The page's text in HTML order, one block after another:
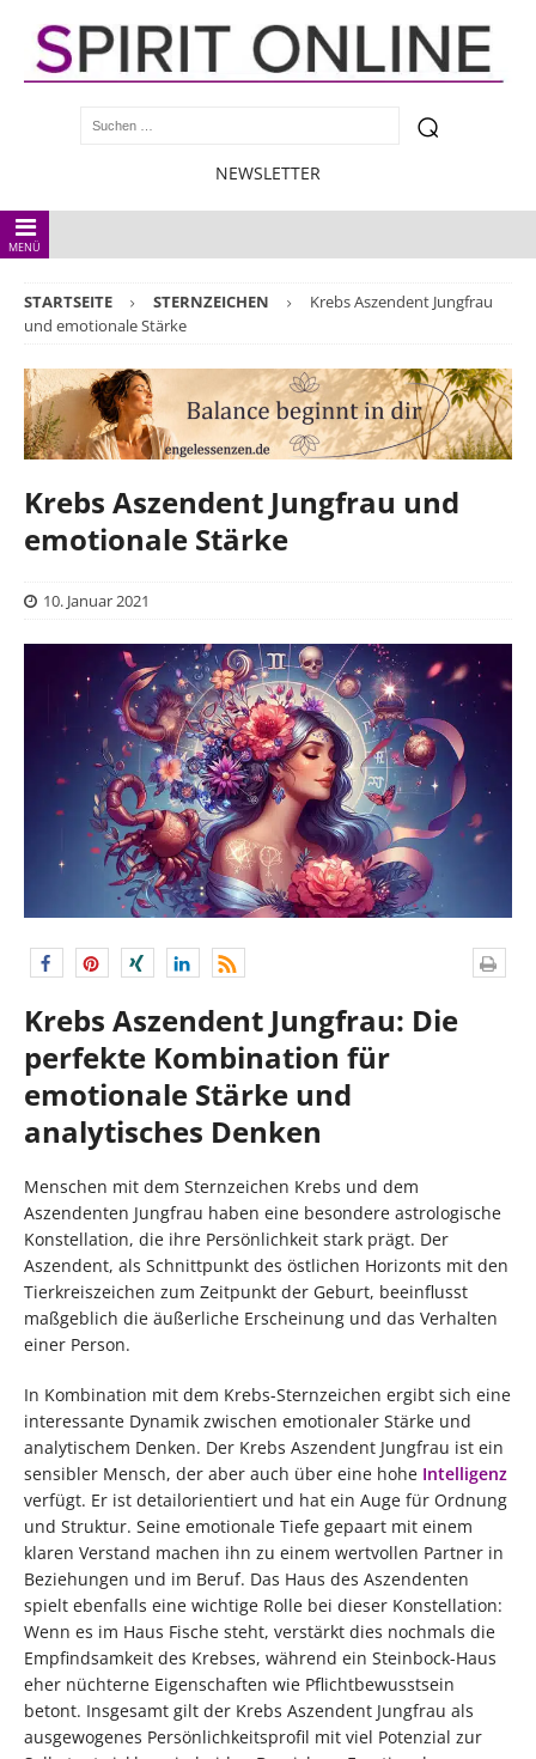
NEWSLETTER
MENÜ
STARTSEITE STERNZEICHEN
Krebs Aszendent Jungfrau
und emotionale Stärke
Krebs Aszendent Jungfrau und
emotionale Stärke
10. Januar 2021
Krebs Aszendent Jungfrau: Die
perfekte Kombination für
emotionale Stärke und
analytisches Denken
Menschen mit dem Sternzeichen Krebs und dem
Aszendenten Jungfrau haben eine besondere astrologische
Konstellation, die ihre Persönlichkeit stark prägt. Der
Aszendent, als Schnittpunkt des östlichen Horizonts mit den
Tierkreiszeichen zum Zeitpunkt der Geburt, beeinflusst
maßgeblich die äußerliche Erscheinung und das Verhalten
einer Person.
In Kombination mit dem Krebs-Sternzeichen ergibt sich eine
interessante Dynamik zwischen emotionaler Stärke und
analytischem Denken. Der Krebs Aszendent Jungfrau ist ein
sensibler Mensch, der aber auch über eine hohe Intelligenz
verfügt. Er ist detailorientiert und hat ein Auge für Ordnung
und Struktur. Seine emotionale Tiefe gepaart mit einem
klaren Verstand machen ihn zu einem wertvollen Partner in
Beziehungen und im Beruf. Das Haus des Aszendenten
spielt ebenfalls eine wichtige Rolle bei dieser Konstellation:
Wenn es im Haus Fische steht, verstärkt dies nochmals die
Empfindsamkeit des Krebses, während ein Steinbock-Haus
eher nüchterne Eigenschaften wie Pflichtbewusstsein
betont. Insgesamt gilt der Krebs Aszendent Jungfrau als
ausgewogenes Persönlichkeitsprofil mit viel Potenzial zur